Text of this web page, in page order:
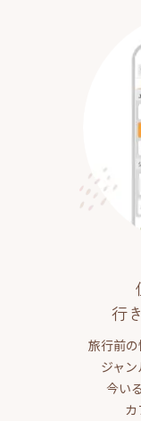
行
旅行前の
ジャン
今い